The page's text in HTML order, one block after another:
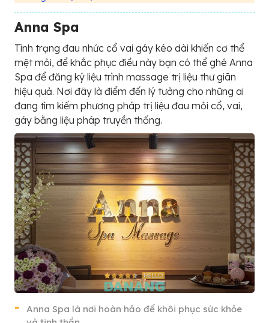
Anna Spa
Tình trạng đau nhức cổ vai gáy kéo dài khiến cơ thể
mệt mỏi, để khắc phục điều này bạn có thể ghé Anna
Spa để đăng ký liệu trình massage trị liệu thư giãn
hiệu quả. Nơi đây là điểm đến lý tưởng cho những ai
đang tìm kiếm phương pháp trị liệu đau mỏi cổ, vai,
gáy bằng liệu pháp truyền thống.
Anna Spa là nơi hoàn hảo để khôi phục sức khỏe